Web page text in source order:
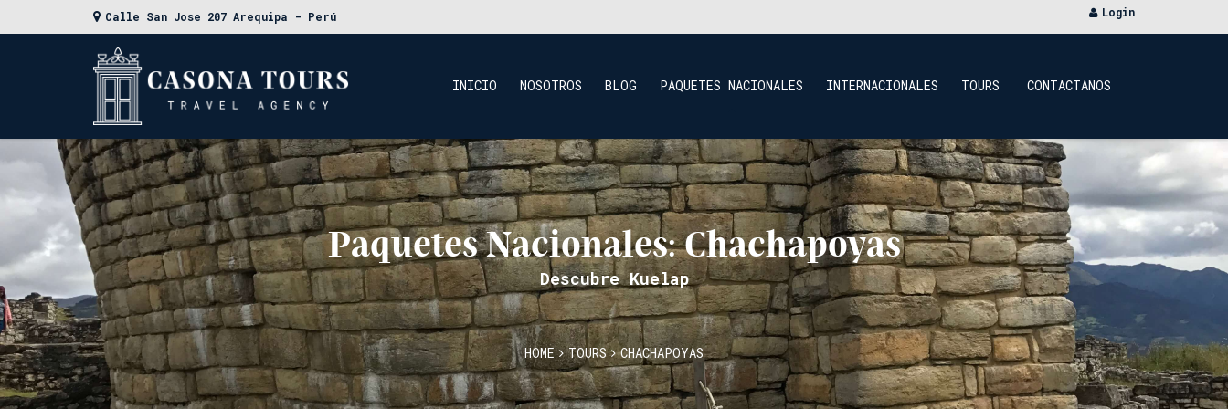
Calle San Jose 207 Arequipa - Perú Login
INICIO NOSOTROS BLOG PAQUETES NACIONALES INTERNACIONALES TOURS CONTACTANOS
Paquetes Nacionales: Chachapoyas
Descubre Kuelap
HOME TOURS CHACHAPOYAS